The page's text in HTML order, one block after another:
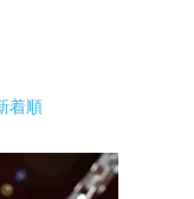
着順